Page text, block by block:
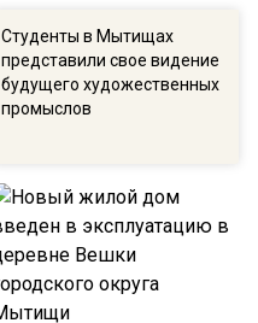
Студенты в Мытищах
представили свое видение
будущего художественных
промыслов